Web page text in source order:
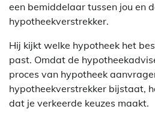
een bemiddelaar tussen jou en
hypotheekverstrekker.
Hij kijkt welke hypotheek het
past. Omdat de
proces van hypotheek
hypotheekverstrekker bijstaat,
dat je verkeerde keuzes maakt.